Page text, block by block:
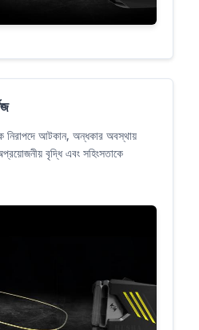
নিরাপদে আটকান, অন্ধকার অবস্থায়
বৃদ্ধি এবং সহিংসতাকে